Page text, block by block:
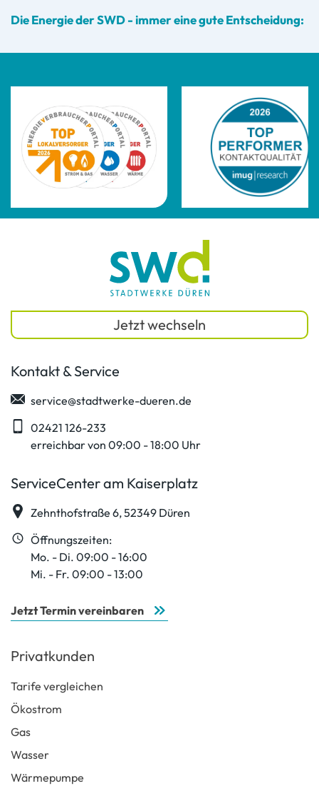
Die Energie der SWD - immer eine gute Entscheidung:
Jetzt wechseln
Kontakt & Service
service@stadtwerke-dueren.de
02421 126-233
erreichbar von 09:00 - 18:00 Uhr
ServiceCenter am Kaiserplatz
Zehnthofstraße 6, 52349 Düren
Öffnungszeiten:
Mo. - Di. 09:00 - 16:00
Mi. - Fr. 09:00 - 13:00
Jetzt Termin vereinbaren
Privatkunden
Tarife vergleichen
Ökostrom
Gas
Wasser
Wärmepumpe